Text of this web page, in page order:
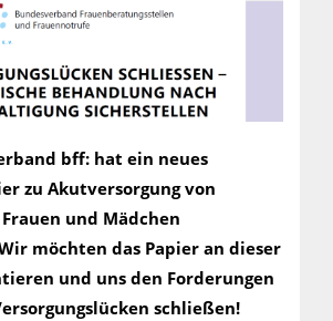
bff: hat ein neues
zu Akutversorgung von
und Mädchen
möchten das Papier an dieser
und uns den Forderungen
schließen!